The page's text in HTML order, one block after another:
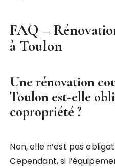
FAQ –
à Toulon
Une rénovation
Toulon est-elle
copropriété ?
Non, elle n’est pas
Cependant, si